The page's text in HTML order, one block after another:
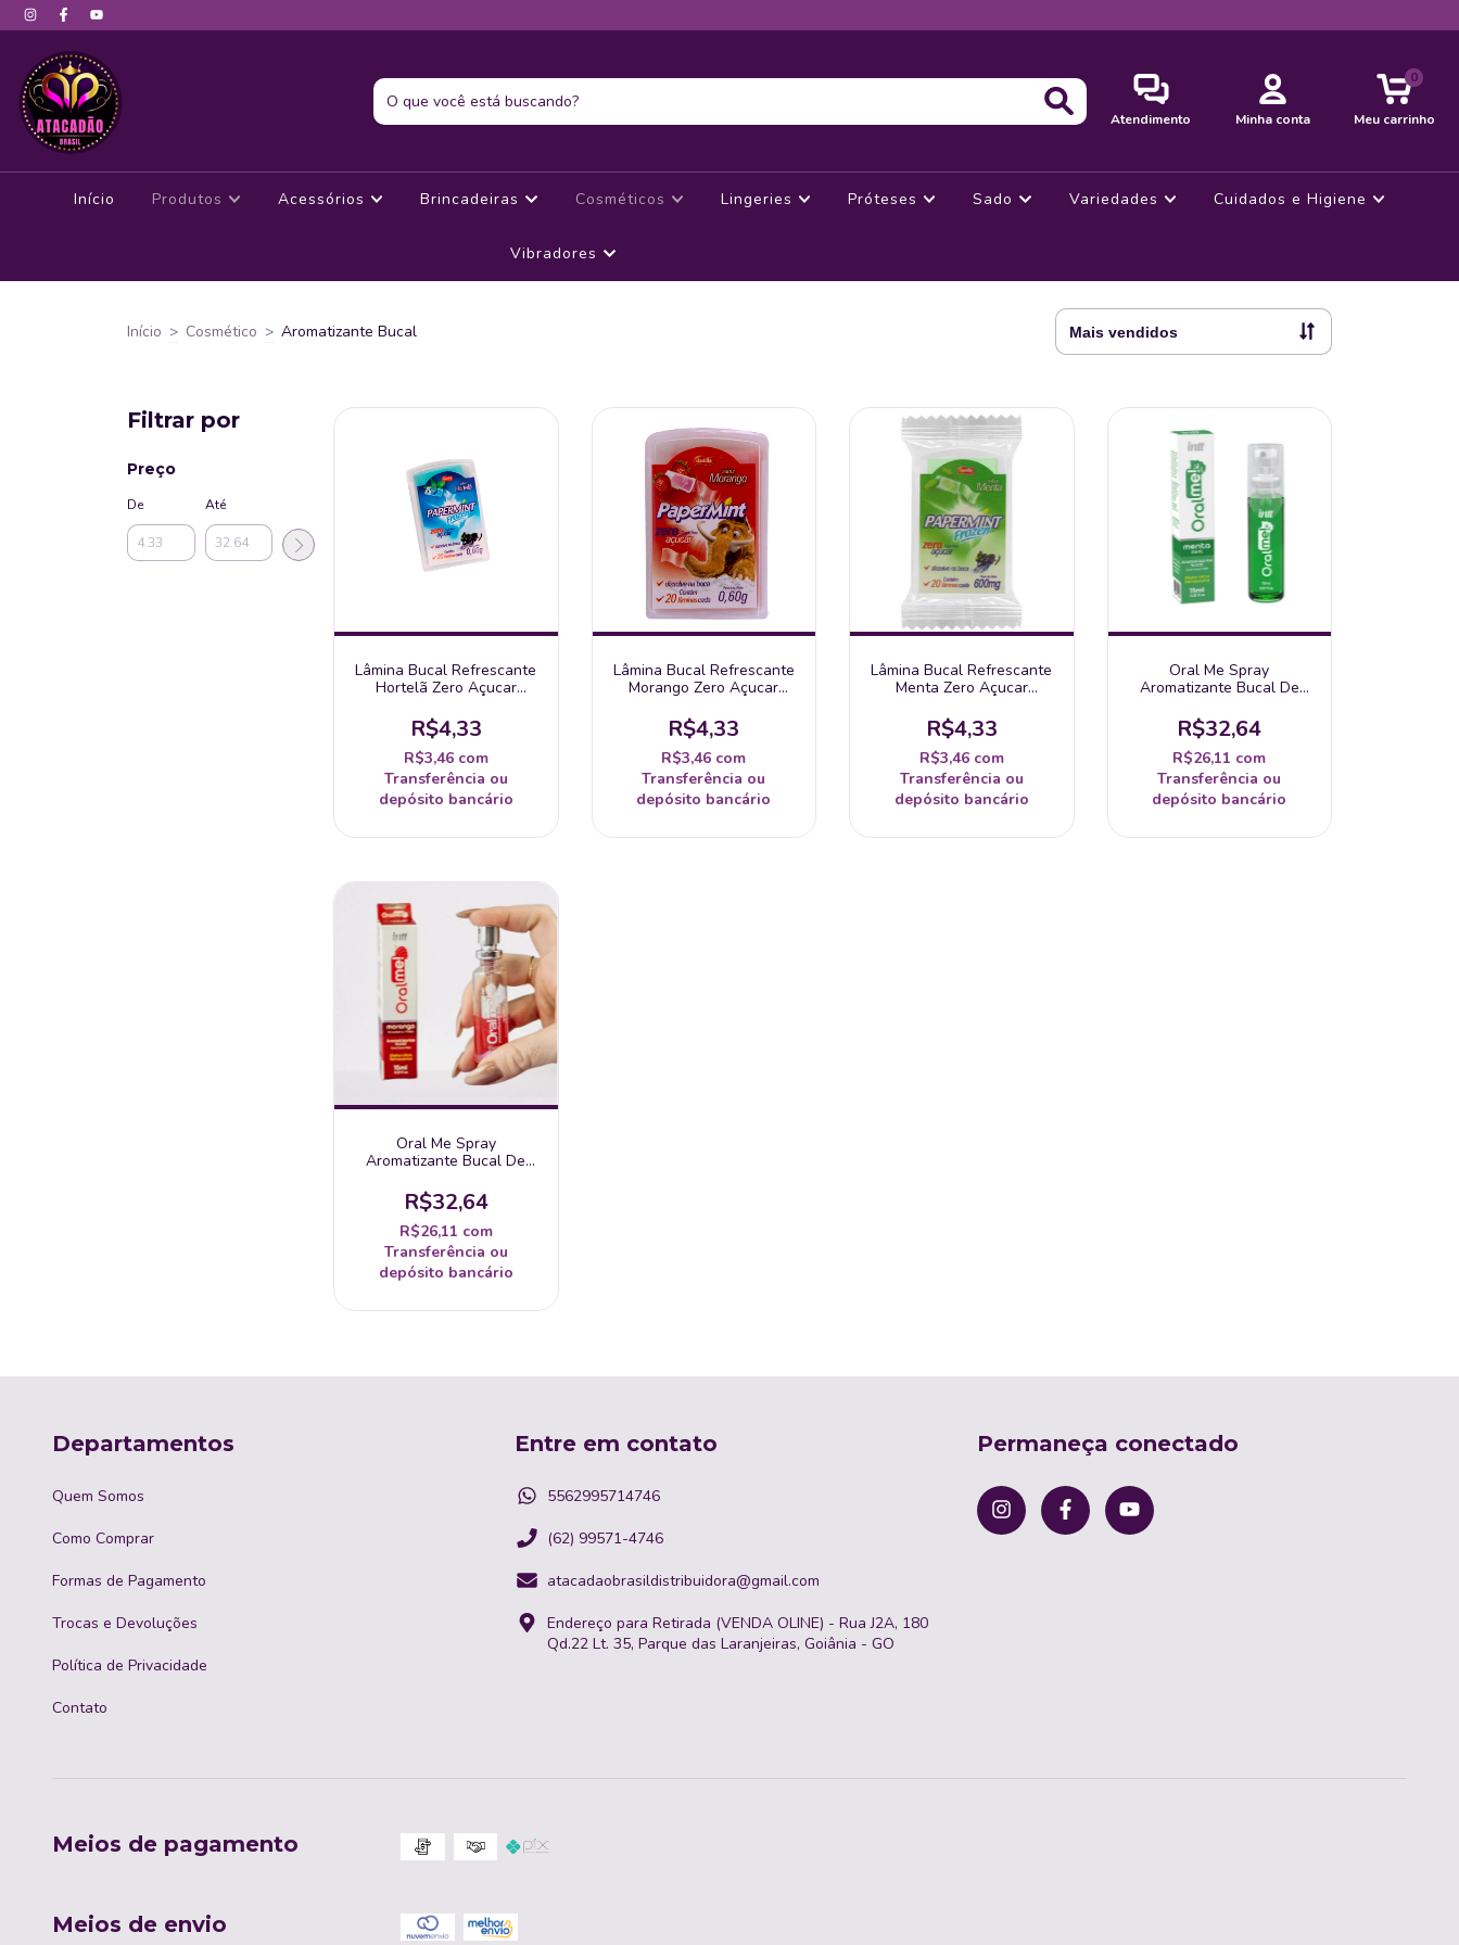
Atendimento Minha conta Meu carrinho
0
Início Produtos Acessórios Brincadeiras Cosméticos Lingeries Próteses Sado Variedades Cuidados e Higiene
Vibradores
Início > Cosmético > Aromatizante Bucal
Filtrar por
Preço
De Até
Lâmina Bucal Refrescante
Hortelã Zero Açucar
R$4,33
R$3,46 com
Transferência ou
depósito bancário
Lâmina Bucal Refrescante
Morango Zero Açucar
R$4,33
R$3,46 com
Transferência ou
depósito bancário
Lâmina Bucal Refrescante
Menta Zero Açucar
R$4,33
R$3,46 com
Transferência ou
depósito bancário
Oral Me Spray
Aromatizante Bucal De
R$32,64
R$26,11 com
Transferência ou
depósito bancário
Oral Me Spray
Aromatizante Bucal De
R$32,64
R$26,11 com
Transferência ou
depósito bancário
Departamentos
Quem Somos
Como Comprar
Formas de Pagamento
Trocas e Devoluções
Política de Privacidade
Contato
Entre em contato
5562995714746
(62) 99571-4746
atacadaobrasildistribuidora@gmail.com
Endereço para Retirada (VENDA OLINE) - Rua J2A, 180
Qd.22 Lt. 35, Parque das Laranjeiras, Goiânia - GO
Permaneça conectado
Meios de pagamento
Meios de envio